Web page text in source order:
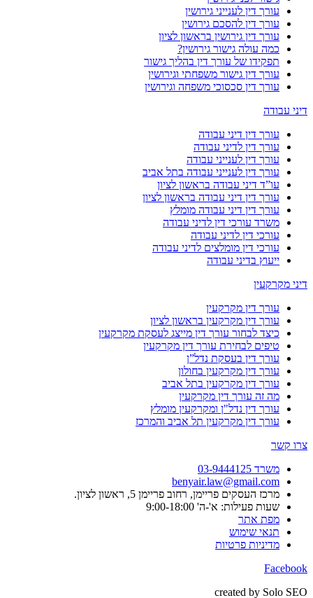
עורך דין לענייני גירושין
עורך דין להסכם גירושין
עורך דין גירושין בראשון לציון
כמה עולה גישור גירושין?
תפקידו של עורך דין בהליך גישור
עורך דין גישור משפחתי וגירושין
עורך דין סכסוכי משפחה וגירושין
דיני עבודה
עורך דין דיני עבודה
עורך דין לדיני עבודה
עורך דין לענייני עבודה
עורך דין לענייני עבודה בתל אביב
עו”ד דיני עבודה בראשון לציון
עורך דין דיני עבודה בראשון לציון
עורך דין דיני עבודה מומלץ
משרד עורכי דין לדיני עבודה
עורכי דין לדיני עבודה
עורכי דין מומלצים לדיני עבודה
ייעוץ בדיני עבודה
דיני מקרקעין
עורך דין מקרקעין
עורך דין מקרקעין בראשון לציון
כיצד לבחור עורך דין מייצג לעסקת מקרקעין
טיפים לבחירת עורך דין מקרקעין
עורך דין בעסקת נדל”ן
עורך דין מקרקעין בחולון
עורך דין מקרקעין בתל אביב
מה זה עורך דין מקרקעין
עורך דין נדל"ן ומקרקעין מומלץ
עורך דין מקרקעין תל אביב והמרכז
צרו קשר
משרד 03-9444125
benyair.law@gmail.com
מרכז העסקים פריימן, רחוב פריימן 5, ראשון לציון.
שעות פעילות: א'-ה' 9:00-18:00
מפת אתר
תנאי שימוש
מדיניות פרטיות
Facebook
created by Solo SEO